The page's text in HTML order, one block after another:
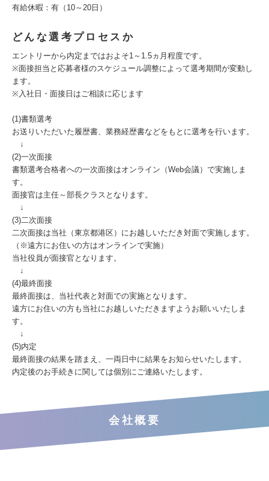
有給休暇：有（10～20日）
どんな選考プロセスか
エントリーから内定まではおよそ1～1.5ヵ月程度です。
※面接担当と応募者様のスケジュール調整によって選考期間が変動し
ます。
※入社日・面接日はご相談に応じます
(1)書類選考
お送りいただいた履歴書、業務経歴書などをもとに選考を行います。
↓
(2)一次面接
書類選考合格者への一次面接はオンライン（Web会議）で実施しま
す。
面接官は主任～部長クラスとなります。
↓
(3)二次面接
二次面接は当社（東京都港区）にお越しいただき対面で実施します。
（※遠方にお住いの方はオンラインで実施）
当社役員が面接官となります。
↓
(4)最終面接
最終面接は、当社代表と対面での実施となります。
遠方にお住いの方も当社にお越しいただきますようお願いいたしま
す。
↓
(5)内定
最終面接の結果を踏まえ、一両日中に結果をお知らせいたします。
内定後のお手続きに関しては個別にご連絡いたします。
会社概要